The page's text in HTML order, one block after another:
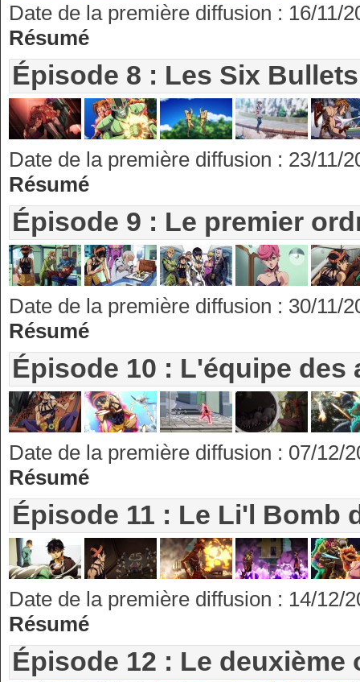
Date de la première diffusion : 16/11/
Résumé
Épisode 8 : Les Six
Date de la première diffusion : 23/11/
Résumé
Épisode 9 : Le premier
Date de la première diffusion : 30/11/
Résumé
Épisode 10 : L'équipe des
Date de la première diffusion : 07/12/
Résumé
Épisode 11 : Le Li'l Bomb
Date de la première diffusion : 14/12/
Résumé
Épisode 12 : Le deuxième